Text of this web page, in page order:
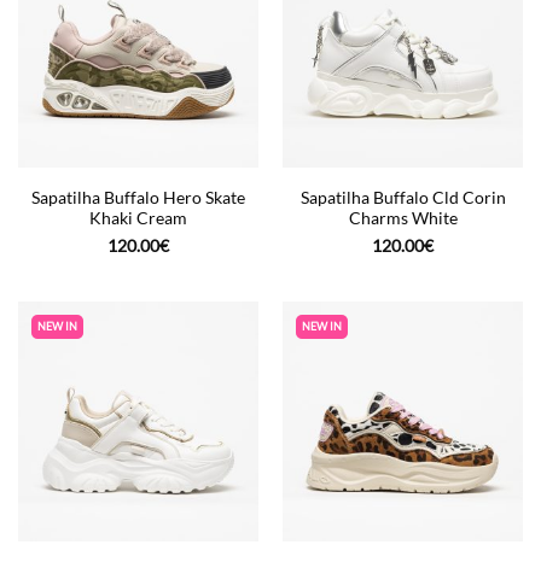
Sapatilha Buffalo Hero Skate
Khaki Cream
120.00€
Sapatilha Buffalo Cld Corin
Charms White
120.00€
NEW IN NEW IN